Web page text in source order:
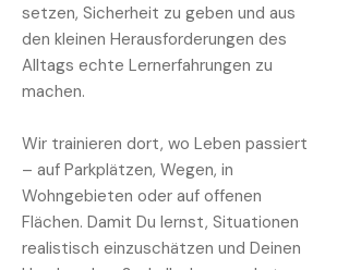
setzen, Sicherheit zu geben und aus
den kleinen Herausforderungen des
Alltags echte Lernerfahrungen zu
machen.
Wir trainieren dort, wo Leben passiert
– auf Parkplätzen, Wegen, in
Wohngebieten oder auf offenen
Flächen. Damit Du lernst, Situationen
realistisch einzuschätzen und Deinen